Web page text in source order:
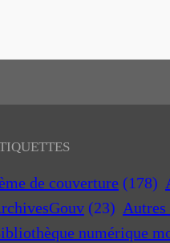
de couverture (178)
(23)
numérique